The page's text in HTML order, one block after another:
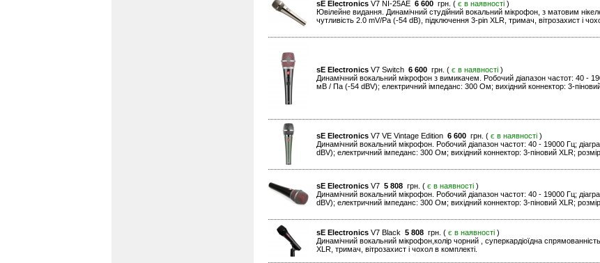
sE Electronics V7 NI-25AE 6 600 грн. ( є в наявності )
Ювілейне видання. Динамічний студійний вокальний мікрофон, з матовим
чутливість 2.0 mV/Pa (-54 dB), підключення 3-pin XLR, тримач, вітрозахист і
sE Electronics V7 Switch 6 600 грн. ( є в наявності )
Динамічний вокальний мікрофон з вимикачем. Робочий діапазон частот: 40 -
мВ / Па (-54 dBV); електричний імпеданс: 300 Ом; вихідний коннектор: 3-
sE Electronics V7 VE Vintage Edition 6 600 грн. ( є в наявності )
Динамічний вокальний мікрофон. Робочий діапазон частот: 40 - 19000 Гц;
dBV); електричний імпеданс: 300 Ом; вихідний коннектор: 3-піновий XLR;
sE Electronics V7 5 808 грн. ( є в наявності )
Динамічний вокальний мікрофон. Робочий діапазон частот: 40 - 19000 Гц;
dBV); електричний імпеданс: 300 Ом; вихідний коннектор: 3-піновий XLR;
sE Electronics V7 Black 5 808 грн. ( є в наявності )
Динамічний вокальний мікрофон,колір чорний , суперкардіоїдна
XLR, тримач, вітрозахист і чохол в комплекті.